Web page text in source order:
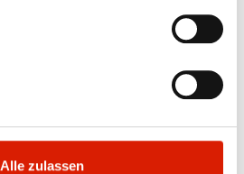
Alle zulassen